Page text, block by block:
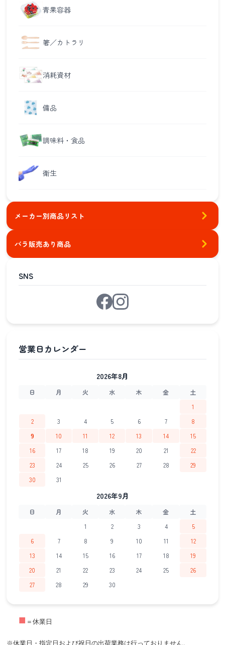
青果容器
箸／カトラリ
消耗資材
備品
調味料・食品
衛生
メーカー別商品リスト
バラ販売あり商品
SNS
2026年8月
日 月 火 水 木 金
土
1
2
3 4 5 6 7
8
9
10 11 12 13 14
15
16
17 18 19 20 21
22
23
24 25 26 27 28
29
30
31
2026年9月
日 月 火 水 木 金
土
1
2 3 4
5
6
7 8 9 10 11
12
13
14 15 16 17 18
19
20
21 22 23 24 25
26
27
28 29 30
■ ＝休業日
※休業日・指定日および祝日の出荷業務は行っておりません。